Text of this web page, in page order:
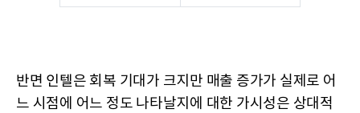
반면 인텔은 회복 기대가 크지만 매출 증가가 실제로 어
느 시점에 어느 정도 나타날지에 대한 가시성은 상대적